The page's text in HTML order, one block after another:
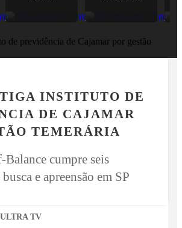
INSTITUTO DE
DE CAJAMAR
TEMERÁRIA
Balance cumpre seis
e apreensão em SP
TV